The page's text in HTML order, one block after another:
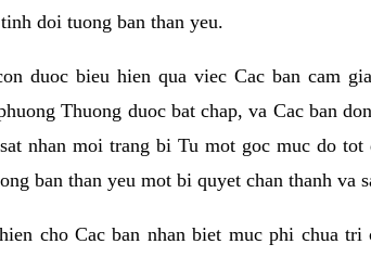
doi tuong ban than yeu.
duoc bieu hien qua viec Cac ban cam
Thuong duoc bat chap, va Cac ban
nhan moi trang bi Tu mot goc muc do
ban than yeu mot bi quyet chan thanh va
cho Cac ban nhan biet muc phi chua